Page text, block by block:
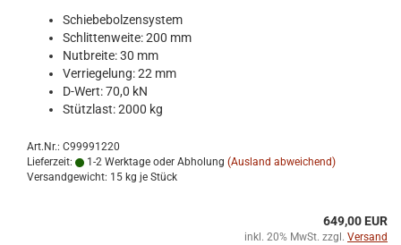
Schie­be­bol­zen­sys­tem
Schlit­ten­wei­te: 200 mm
Nut­brei­te: 30 mm
Ver­rie­ge­lung: 22 mm
D-​Wert: 70,0 kN
Stütz­last: 2000 kg
Art.Nr.: C99991220
Lieferzeit:
1-2 Werktage oder Abholung (Ausland abweichend)
Versandgewicht: 15 kg je Stück
649,00 EUR
inkl. 20% MwSt. zzgl. Versand